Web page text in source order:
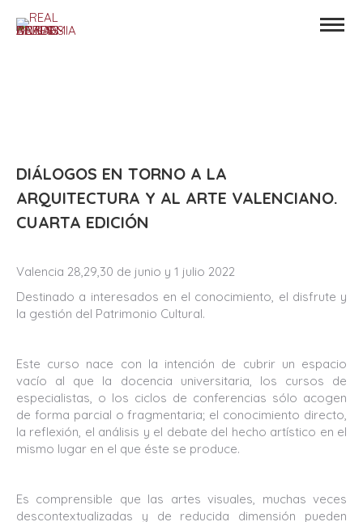
DIÁLOGOS EN TORNO A LA
ARQUITECTURA Y AL ARTE VALENCIANO.
CUARTA EDICIÓN
Valencia 28,29,30 de junio y 1 julio 2022
Destinado a interesados en el conocimiento, el disfrute y
la gestión del Patrimonio Cultural.
Este curso nace con la intención de cubrir un espacio
vacío al que la docencia universitaria, los cursos de
especialistas, o los ciclos de conferencias sólo acogen
de forma parcial o fragmentaria; el conocimiento directo,
la reflexión, el análisis y el debate del hecho artístico en el
mismo lugar en el que éste se produce.
Es comprensible que las artes visuales, muchas veces
descontextualizadas y de reducida dimensión pueden